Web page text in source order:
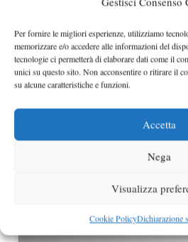
Per fornire le migliori esperienze, utilizziamo
memorizzare e/o accedere alle informazioni del
tecnologie ci permetterà di elaborare dati come il
unici su questo sito. Non acconsentire o ritirare il
su alcune caratteristiche e funzioni.
Accetta
Nega
Visualizza
Cookie PolicyDichiarazione
spiata ancora